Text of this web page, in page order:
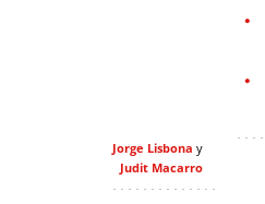
Jorge Lisbona
Judit Macarro